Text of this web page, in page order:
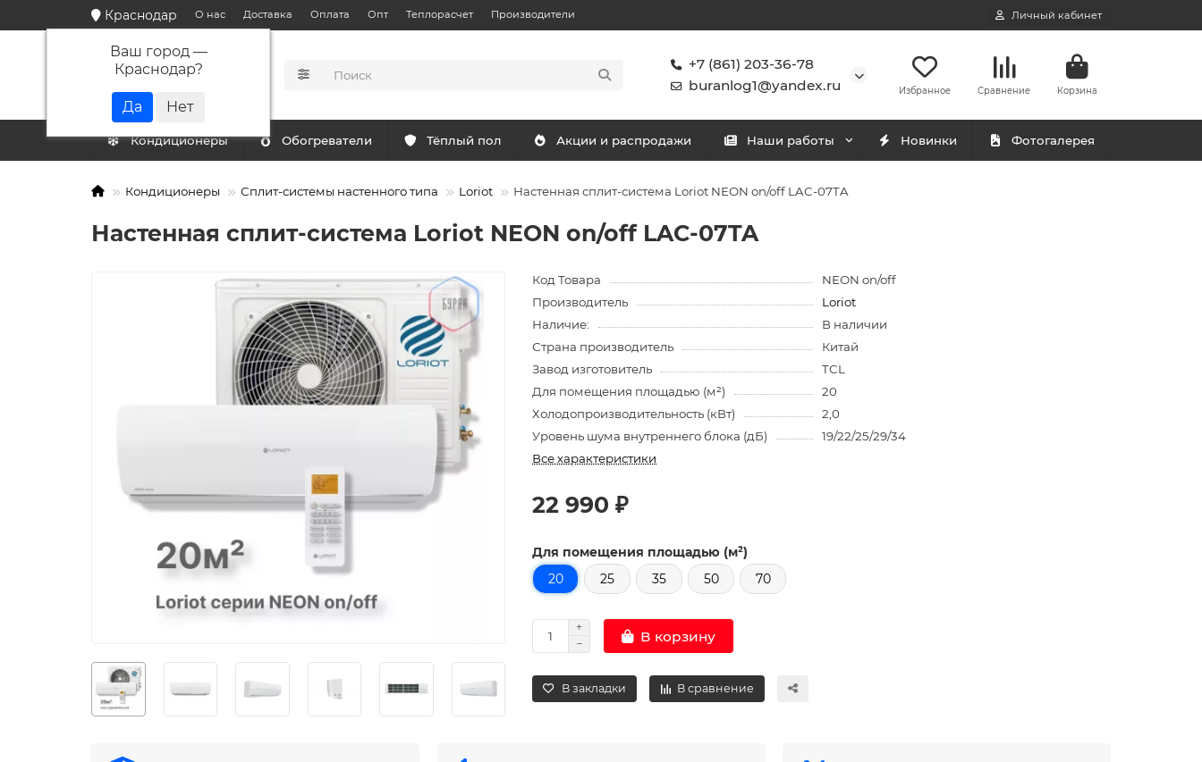
Краснодар
Ваш город —
Краснодар?
О нас Доставка Оплата Опт Теплорасчет Производители Личный кабинет
КАТАЛОГ
+7 (861) 203-36-78
buranlog1@yandex.ru
Избранное Сравнение Корзина
Кондиционеры Обогреватели Тёплый пол Акции и распродажи Наши работы Новинки Фотогалерея
Кондиционеры Сплит-системы настенного типа Loriot Настенная сплит-система Loriot NEON on/off LAC-07TA
Настенная сплит-система Loriot NEON on/off LAC-07TA
Код Товара
NEON on/off
Производитель
Loriot
Наличие:
В наличии
Страна производитель
Китай
Завод изготовитель
TCL
Для помещения площадью (м²)
20
Холодопроизводительность (кВт)
2,0
Уровень шума внутреннего блока (дБ)
19/22/25/29/34
Все характеристики
22 990 ₽
Для помещения площадью (м²)
20
25 35 50 70
В корзину
В закладки В сравнение